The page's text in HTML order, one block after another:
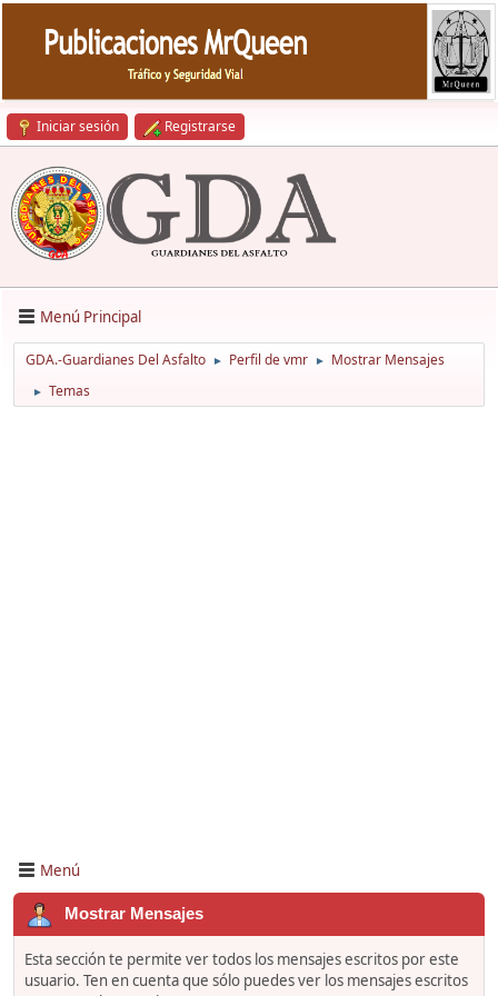
Iniciar sesión Registrarse
Menú Principal
GDA.-Guardianes Del Asfalto ► Perfil de vmr ► Mostrar Mensajes
► Temas
Menú
Mostrar Mensajes
Esta sección te permite ver todos los mensajes escritos por este
usuario. Ten en cuenta que sólo puedes ver los mensajes escritos